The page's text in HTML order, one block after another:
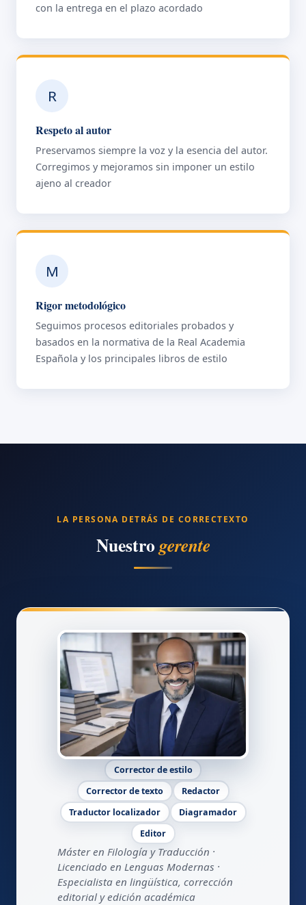
con la entrega en el plazo acordado
R
Respeto al autor
Preservamos siempre la voz y la esencia del autor.
Corregimos y mejoramos sin imponer un estilo
ajeno al creador
M
Rigor metodológico
Seguimos procesos editoriales probados y
basados en la normativa de la Real Academia
Española y los principales libros de estilo
LA PERSONA DETRÁS DE CORRECTEXTO
Nuestrogerente
Corrector de estilo
Corrector de texto
Redactor
Traductor localizador
Diagramador
Editor
Máster en Filología y Traducción ·
Licenciado en Lenguas Modernas ·
Especialista en lingüística, corrección
editorial y edición académica